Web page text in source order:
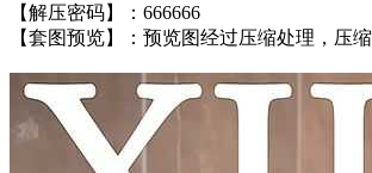
【解压密码】：666666
【套图预览】：预览图经过压缩处理，压